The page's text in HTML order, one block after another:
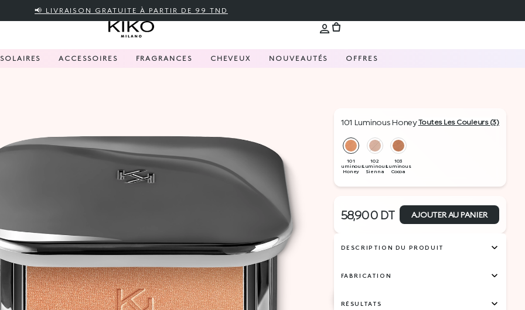
📢 LIVRAISON GRATUITE À PARTIR DE 99 TND
SOLAIRES ACCESSOIRES FRAGRANCES CHEVEUX NOUVEAUTÉS OFFRES
Toutes Les Couleurs (3)
101 Luminous Honey
58,900 DT AJOUTER AU PANIER
DESCRIPTION DU PRODUIT
FABRICATION
RÉSULTATS